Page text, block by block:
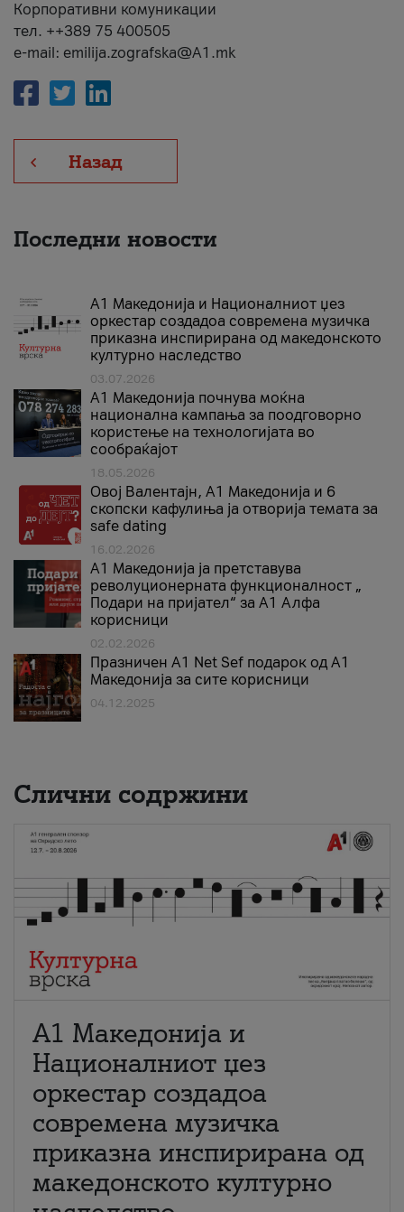
Корпоративни комуникации
тел. ++389 75 400505
e-mail: emilija.zografska@A1.mk
Назад
Последни новости
А1 Македонија и Националниот џез
оркестар создадоа современа музичка
приказна инспирирана од македонското
културно наследство
03.07.2026
A1 Македонија почнува моќна
национална кампања за поодговорно
користење на технологијата во
сообраќајот
18.05.2026
Овој Валентајн, A1 Македонија и 6
скопски кафулиња ја отворија темата за
safe dating
16.02.2026
А1 Македонија ја претставува
револуционерната функционалност „
Подари на пријател“ за А1 Алфа
корисници
02.02.2026
Празничен A1 Net Sеf подарок од А1
Македонија за сите корисници
04.12.2025
Слични содржини
А1 Македонија и
Националниот џез
оркестар создадоа
современа музичка
приказна инспирирана од
македонското културно